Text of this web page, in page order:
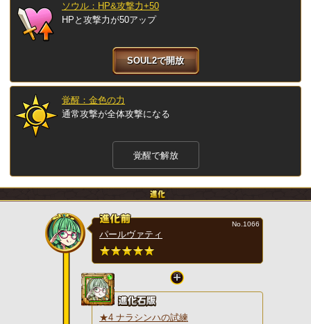
ソウル：HP&攻撃力+50
HPと攻撃力が50アップ
SOUL2で開放
覚醒：金色の力
通常攻撃が全体攻撃になる
覚醒で解放
パールヴァティ
No.1066
★4 ナラシンハの試練